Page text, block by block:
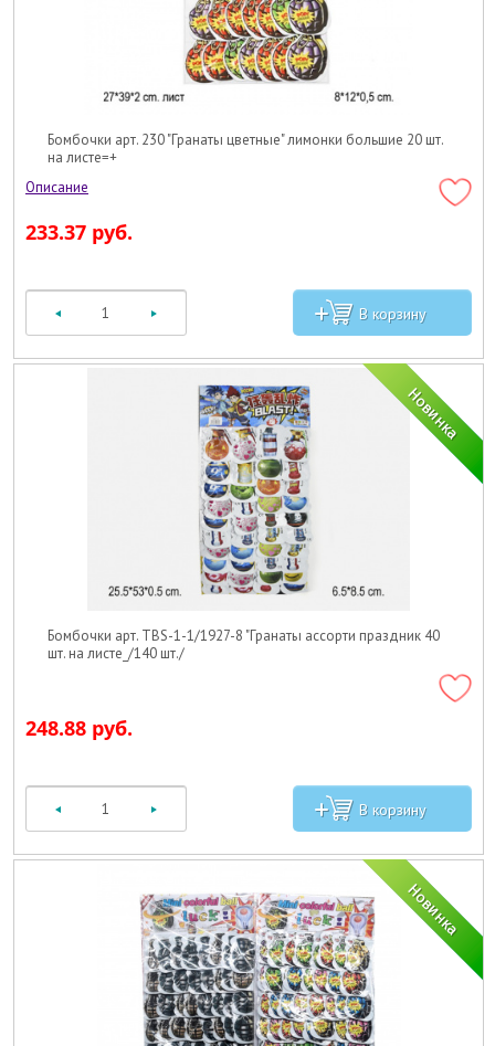
Бомбочки арт. 230 "Гранаты цветные" лимонки большие 20 шт.
на листе=+
233.37 руб.
Бомбочки арт. TBS-1-1/1927-8 "Гранаты ассорти праздник 40
шт. на листе_/140 шт./
248.88 руб.